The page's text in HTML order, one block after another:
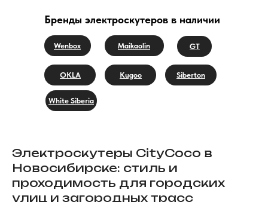
Wenbox Maikaolin GT
OKLA Kugoo Siberton
White Siberia
Бренды электроскутеров в наличии
Электроскутеры CityCoco в
Новосибирске: стиль и
проходимость для городских
улиц и загородных трасс